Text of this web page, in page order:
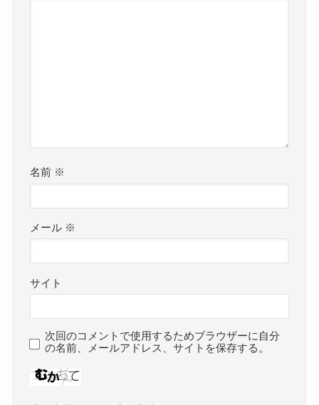
名前 ※
メール ※
サイト
次回のコメントで使用するためブラウザーに自分
の名前、メールアドレス、サイトを保存する。